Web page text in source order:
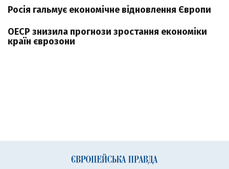
Росія гальмує економічне відновлення Європи
ОЕСР знизила прогнози зростання економіки
країн єврозони